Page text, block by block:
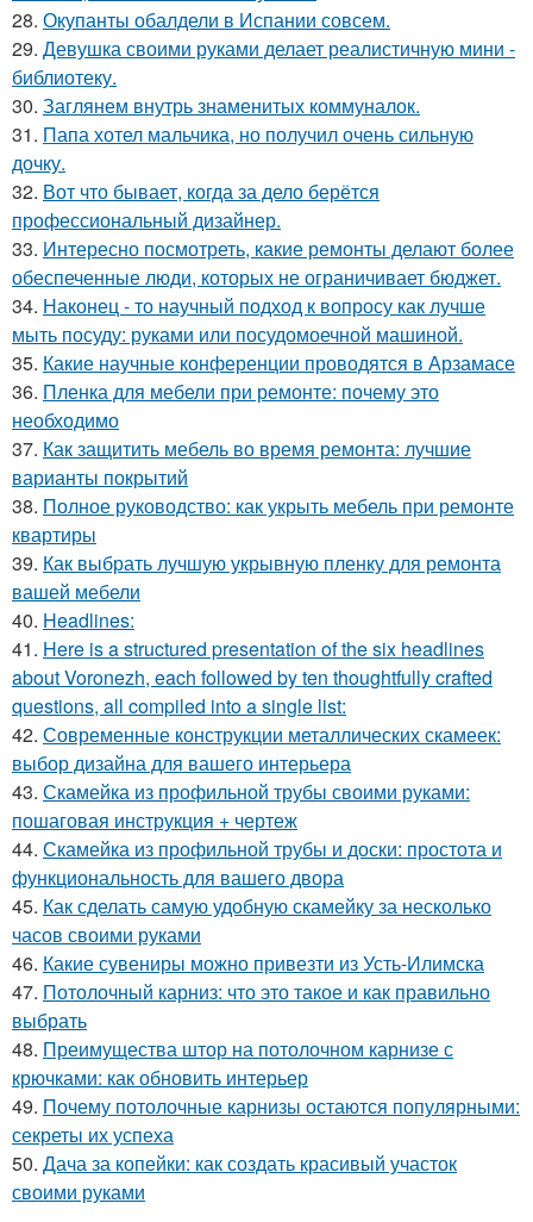
28. Окупанты обалдели в Испании совсем.
29. Девушка своими руками делает реалистичную мини -
библиотеку.
30. Заглянем внутрь знаменитых коммуналок.
31. Папа хотел мальчика, но получил очень сильную
дочку.
32. Вот что бывает, когда за дело берётся
профессиональный дизайнер.
33. Интересно посмотреть, какие ремонты делают более
обеспеченные люди, которых не ограничивает бюджет.
34. Наконец - то научный подход к вопросу как лучше
мыть посуду: руками или посудомоечной машиной.
35. Какие научные конференции проводятся в Арзамасе
36. Пленка для мебели при ремонте: почему это
необходимо
37. Как защитить мебель во время ремонта: лучшие
варианты покрытий
38. Полное руководство: как укрыть мебель при ремонте
квартиры
39. Как выбрать лучшую укрывную пленку для ремонта
вашей мебели
40. Headlines:
41. Here is a structured presentation of the six headlines
about Voronezh, each followed by ten thoughtfully crafted
questions, all compiled into a single list:
42. Современные конструкции металлических скамеек:
выбор дизайна для вашего интерьера
43. Скамейка из профильной трубы своими руками:
пошаговая инструкция + чертеж
44. Скамейка из профильной трубы и доски: простота и
функциональность для вашего двора
45. Как сделать самую удобную скамейку за несколько
часов своими руками
46. Какие сувениры можно привезти из Усть-Илимска
47. Потолочный карниз: что это такое и как правильно
выбрать
48. Преимущества штор на потолочном карнизе с
крючками: как обновить интерьер
49. Почему потолочные карнизы остаются популярными:
секреты их успеха
50. Дача за копейки: как создать красивый участок
своими руками